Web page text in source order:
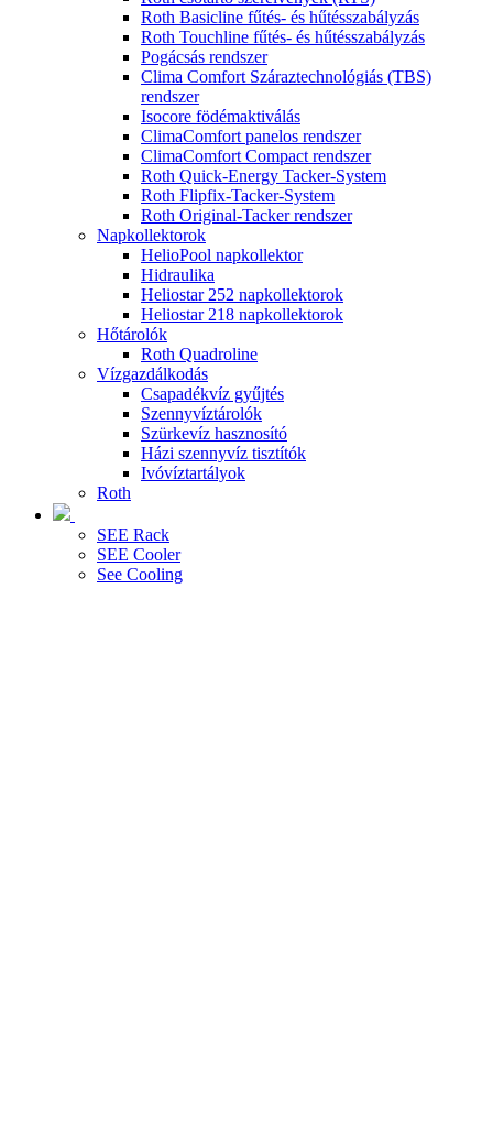
Roth Basicline fűtés- és hűtésszabályzás
Roth Touchline fűtés- és hűtésszabályzás
Pogácsás rendszer
Clima Comfort Száraztechnológiás (TBS)
rendszer
Isocore födémaktiválás
ClimaComfort panelos rendszer
ClimaComfort Compact rendszer
Roth Quick-Energy Tacker-System
Roth Flipfix-Tacker-System
Roth Original-Tacker rendszer
Napkollektorok
HelioPool napkollektor
Hidraulika
Heliostar 252 napkollektorok
Heliostar 218 napkollektorok
Hőtárolók
Roth Quadroline
Vízgazdálkodás
Csapadékvíz gyűjtés
Szennyvíztárolók
Szürkevíz hasznosító
Házi szennyvíz tisztítók
Ivóvíztartályok
Roth
SEE Rack
SEE Cooler
See Cooling